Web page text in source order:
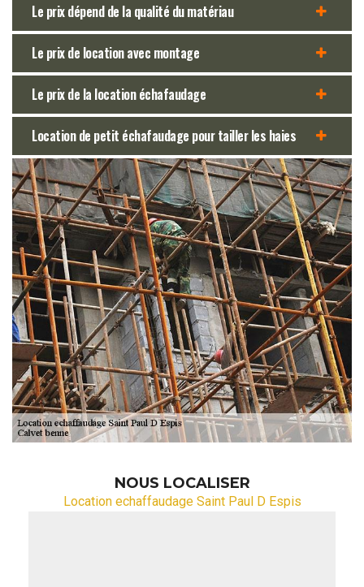
Le prix dépend de la qualité du matériau
Le prix de location avec montage
Le prix de la location échafaudage
Location de petit échafaudage pour tailler les haies
NOUS LOCALISER
Location echaffaudage Saint Paul D Espis